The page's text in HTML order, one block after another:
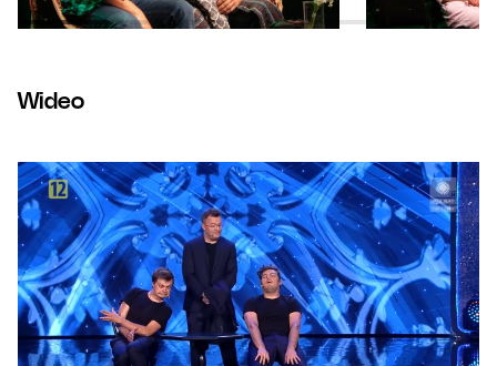
Wideo